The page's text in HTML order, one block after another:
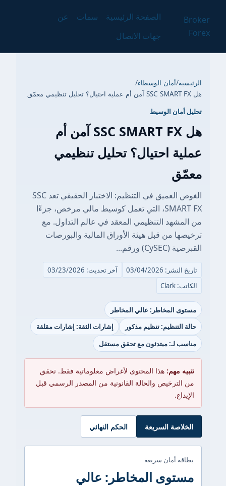
Broker
Forex
الصفحة الرئيسية سمات
عن
جهات الاتصال
الرئيسية/أمان الوسطاء/
هل SSC SMART FX آمن أم عملية احتيال؟ تحليل تنظيمي معمّق
تحليل أمان الوسيط
هل SSC SMART FX آمن أم
عملية احتيال؟ تحليل تنظيمي
معمّق
الغوص العميق في التنظيم: الاختبار الحقيقي تعد SSC
SMART FX، التي تعمل كوسيط مالي مرخص، جزءًا
من المشهد التنظيمي المعقد في عالم التداول. مع
ترخيصها من قبل هيئة الأوراق المالية والبورصات
القبرصية (CySEC) ورقم...
تاريخ النشر: 03/04/2026
آخر تحديث: 03/23/2026
الكاتب: Clark
مستوى المخاطر: عالي المخاطر
حالة التنظيم: تنظيم مذكور
إشارات الثقة: إشارات مقلقة
مناسب لـ: مبتدئون مع تحقق مستقل
تنبيه مهم: هذا المحتوى لأغراض معلوماتية فقط. تحقق
من الترخيص والحالة القانونية من المصدر الرسمي قبل
الإيداع.
الخلاصة السريعة الحكم النهائي
بطاقة أمان سريعة
مستوى المخاطر: عالي